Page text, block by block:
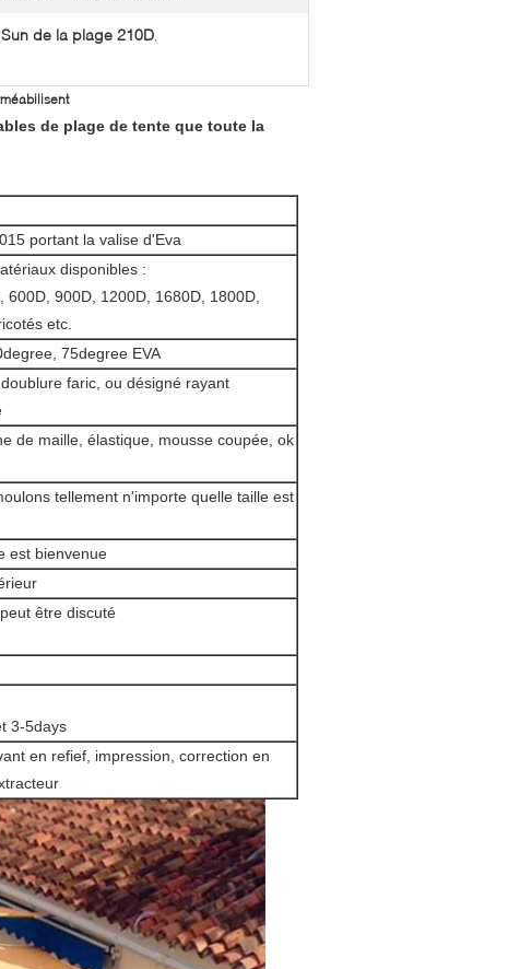
de la plage 210D,
de plage de tente que toute la
portant la valise d'Eva
disponibles :
600D, 900D, 1200D, 1680D, 1800D,
etc.
75degree EVA
faric, ou désigné rayant
de maille, élastique, mousse coupée, ok
tellement n'importe quelle taille est
est bienvenue
être discuté
3-5days
en refief, impression, correction en